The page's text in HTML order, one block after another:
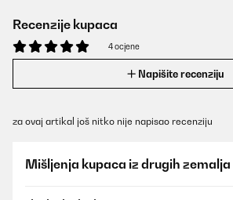
Recenzije kupaca
4 ocjene
Napišite recenziju
za ovaj artikal još nitko nije napisao recenziju
Mišljenja kupaca iz drugih zemalja